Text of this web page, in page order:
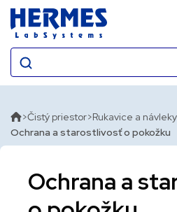
Čistý priestor Rukavice a
Ochrana a starostlivosť o pokožku
Ochrana a